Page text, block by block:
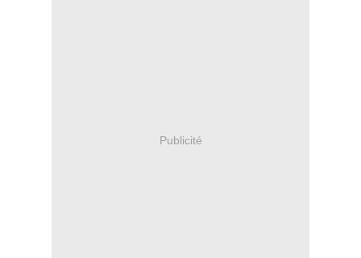
Publicité